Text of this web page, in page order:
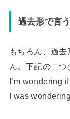
過去形で言
もちろん、過
ん。下記の二つ
I’m wondering
I was